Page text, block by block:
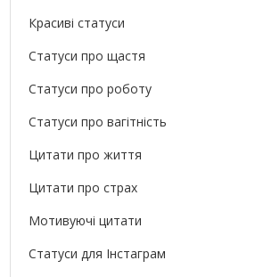
Красиві статуси
Статуси про щастя
Статуси про роботу
Статуси про вагітність
Цитати про життя
Цитати про страх
Мотивуючі цитати
Статуси для Інстаграм